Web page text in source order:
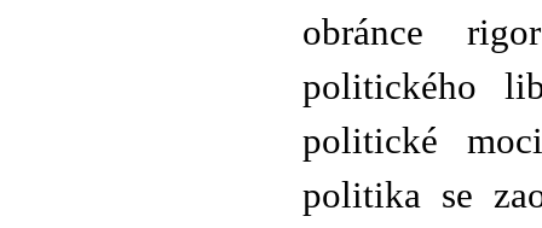
obránce
politického
politické
politika se